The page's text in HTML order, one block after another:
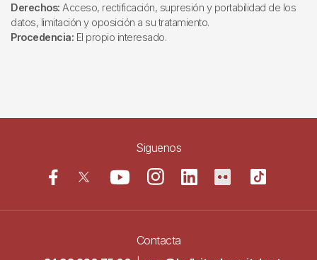
Derechos: Acceso, rectificación, supresión y portabilidad de los
datos, limitación y oposición a su tratamiento.
Procedencia: El propio interesado.
Siguenos
Contacta